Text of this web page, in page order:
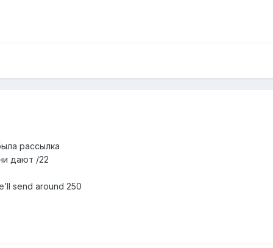
рассылка
дают /22
send around 250